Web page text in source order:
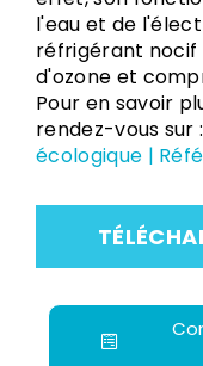
l'eau et de
réfrigérant nocif
d'ozone et
Pour en savoir
rendez-vous sur :
écologique |